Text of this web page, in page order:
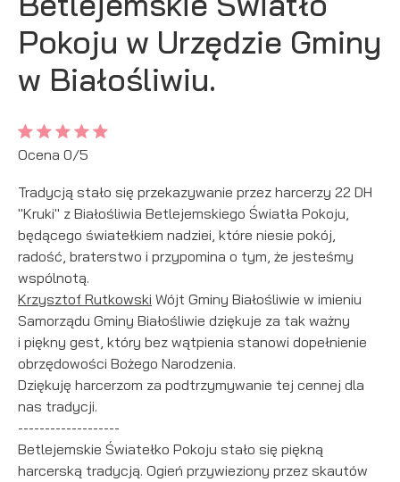
Pokoju w Urzędzie Gminy
w Białośliwiu.
Ocena 0/5
Tradycją stało się przekazywanie przez harcerzy 22 DH
"Kruki" z Białośliwia Betlejemskiego Światła Pokoju,
będącego światełkiem nadziei, które niesie pokój,
radość, braterstwo i przypomina o tym, że jesteśmy
wspólnotą.
Krzysztof Rutkowski Wójt Gminy Białośliwie w imieniu
Samorządu Gminy Białośliwie dziękuje za tak ważny
i piękny gest, który bez wątpienia stanowi dopełnienie
obrzędowości Bożego Narodzenia.
Dziękuję harcerzom za podtrzymywanie tej cennej dla
nas tradycji.
-------------------
Betlejemskie Światełko Pokoju stało się piękną
harcerską tradycją. Ogień przywieziony przez skautów
personalizację określonych funkcjonalności czy
prezentowanych treści.
Dzięki tym plikom cookies możemy zapewnić Ci większy
komfort korzystania z funkcjonalności naszej strony poprzez
dopasowanie jej do Twoich indywidualnych preferencji.
cookies gwarantuje dostępność większej ilości funkcji na
stronie.
Więcej
Analityczne
Analityczne pliki cookies pomagają nam rozwijać się i
Cookies analityczne pozwalają na uzyskanie informacji w
zakresie wykorzystywania witryny internetowej, miejsca oraz
częstotliwości, z jaką odwiedzane są nasze serwisy www.
Dane pozwalają nam na ocenę naszych serwisów
internetowych pod względem ich popularności wśród
użytkowników. Zgromadzone informacje są przetwarzane w
formie zanonimizowanej. Wyrażenie zgody na analityczne pliki
cookies gwarantuje dostępność wszystkich funkcjonalności.
Więcej
Reklamowe
Dzięki reklamowym plikom cookies prezentujemy Ci
najciekawsze informacje i aktualności na stronach naszych
partnerów.
Promocyjne pliki cookies służą do prezentowania Ci naszych
komunikatów na podstawie analizy Twoich upodobań oraz
Twoich zwyczajów dotyczących przeglądanej witryny
internetowej. Treści promocyjne mogą pojawić się na stronach
podmiotów trzecich lub firm będących naszymi partnerami
oraz innych dostawców usług. Firmy te działają w charakterze
pośredników prezentujących nasze treści w postaci
wiadomości, ofert, komunikatów mediów społecznościowych.
Więcej